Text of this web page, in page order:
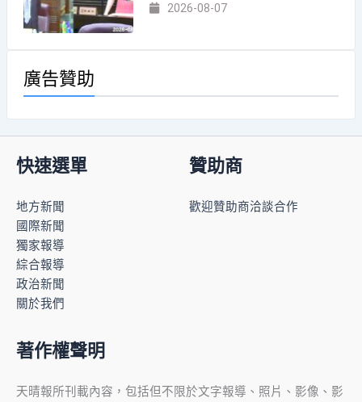
2026-08-07
廣告贊助
快速選單
地方新聞
國際新聞
獨家報導
綜合報導
政治新聞
關於我們
贊助商
歡迎贊助商洽談合作
著作權聲明
天晴報所刊載內容，包括但不限於文字報導、照片、影像、影